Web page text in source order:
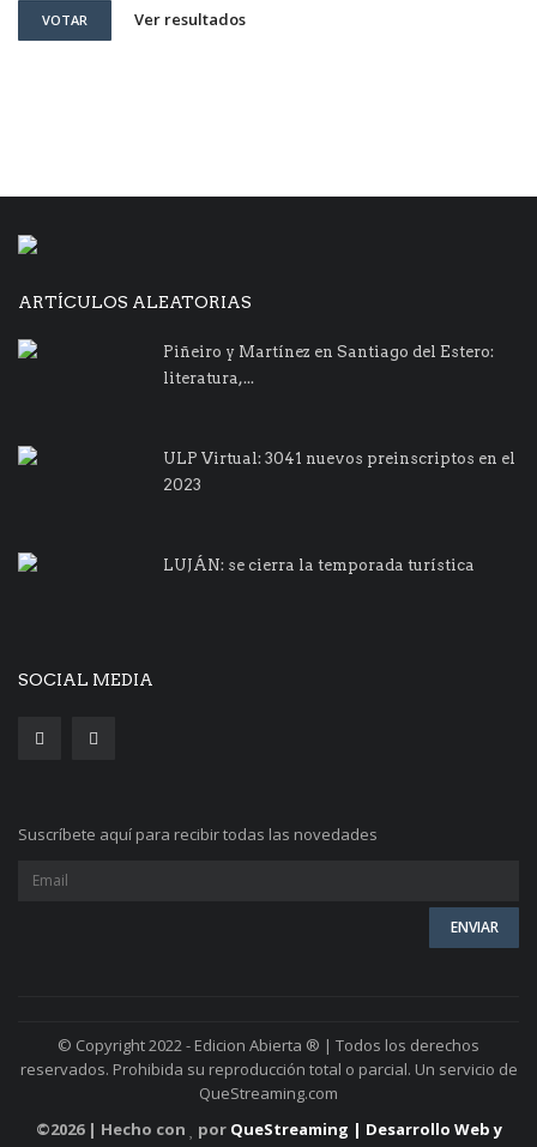
VOTAR Ver resultados
ARTÍCULOS ALEATORIAS
Piñeiro y Martínez en Santiago del Estero:
literatura,...
ULP Virtual: 3041 nuevos preinscriptos en el
2023
LUJÁN: se cierra la temporada turística
SOCIAL MEDIA
Suscríbete aquí para recibir todas las novedades
© Copyright 2022 - Edicion Abierta ® | Todos los derechos
reservados. Prohibida su reproducción total o parcial. Un servicio de
QueStreaming.com
©2026 | Hecho con por QueStreaming | Desarrollo Web y